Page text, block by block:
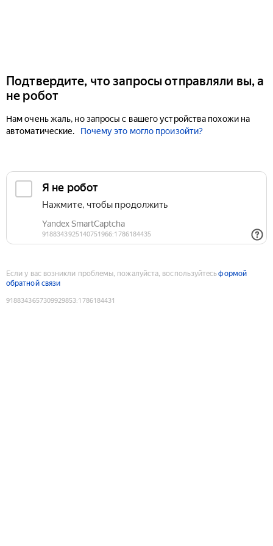
Подтвердите, что запросы отправляли вы, а
не робот
Нам очень жаль, но запросы с вашего устройства похожи на
автоматические.
Почему это могло произойти?
Если у вас возникли проблемы, пожалуйста, воспользуйтесьформой
обратной связи
9188343657309929853:1786184431